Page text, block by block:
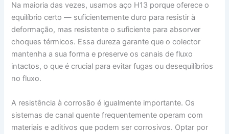
Na maioria das vezes, usamos aço H13 porque oferece o
equilíbrio certo — suficientemente duro para resistir à
deformação, mas resistente o suficiente para absorver
choques térmicos. Essa dureza garante que o colector
mantenha a sua forma e preserve os canais de fluxo
intactos, o que é crucial para evitar fugas ou desequilíbrios
no fluxo.
A resistência à corrosão é igualmente importante. Os
sistemas de canal quente frequentemente operam com
materiais e aditivos que podem ser corrosivos. Optar por